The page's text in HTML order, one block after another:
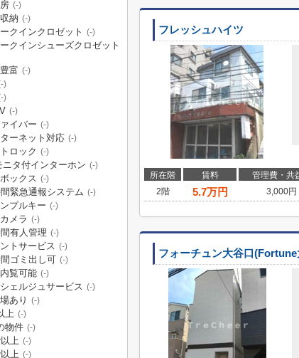
フレッシュハイツ
所在階 賃料 管理費・共
2階
5.7万円 3,000円
フォーチュン大谷口(Fortune
(-)
納 (-)
クインクロゼット (-)
クインシューズクロゼット
富 (-)
)
)
(-)
イバー (-)
ーネット対応 (-)
ロック (-)
ニタ付インターホン (-)
ックス (-)
緊急通報システム (-)
プルキー (-)
メラ (-)
有人管理 (-)
トサービス (-)
ゴミ出し可 (-)
覧可能 (-)
ェルジュサービス (-)
あり (-)
上 (-)
物件 (-)
上 (-)
上 (-)